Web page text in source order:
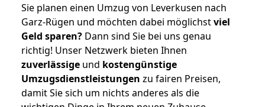
Sie planen einen Umzug von Leverkusen nach
Garz-Rügen und möchten dabei möglichstviel
Geld sparen? Dann sind Sie bei uns genau
richtig! Unser Netzwerk bieten Ihnen
zuverlässige und kostengünstige
Umzugsdienstleistungen zu fairen Preisen,
damit Sie sich um nichts anderes als die